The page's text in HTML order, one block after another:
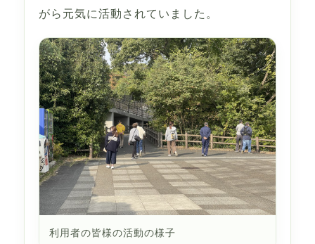
がら元気に活動されていました。
利用者の皆様の活動の様子